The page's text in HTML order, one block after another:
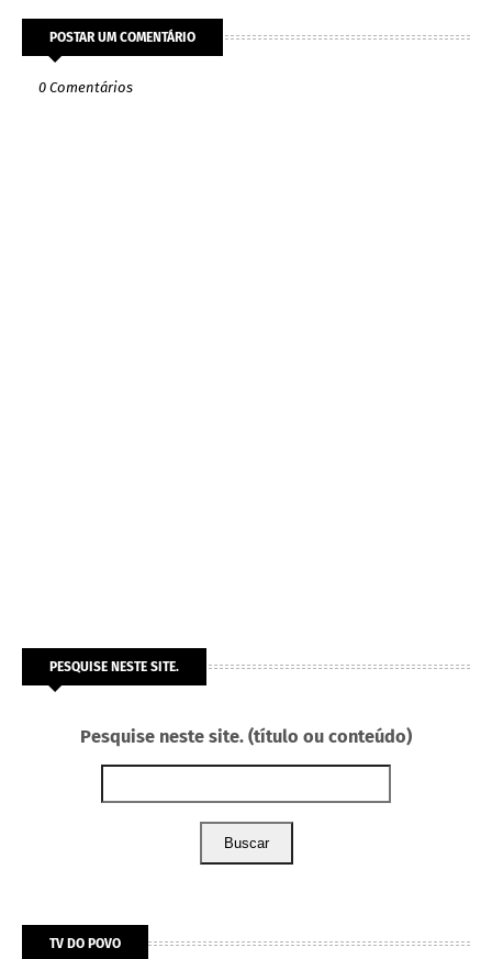
POSTAR UM COMENTÁRIO
0 Comentários
PESQUISE NESTE SITE.
Pesquise neste site. (título ou conteúdo)
Buscar
TV DO POVO